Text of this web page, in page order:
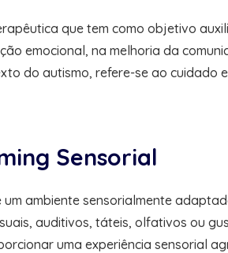
que tem como objetivo
emocional, na melhoria da
do autismo, refere-se ao
Sensorial
ambiente sensorialmente
auditivos, táteis, olfativos ou
uma experiência sensorial